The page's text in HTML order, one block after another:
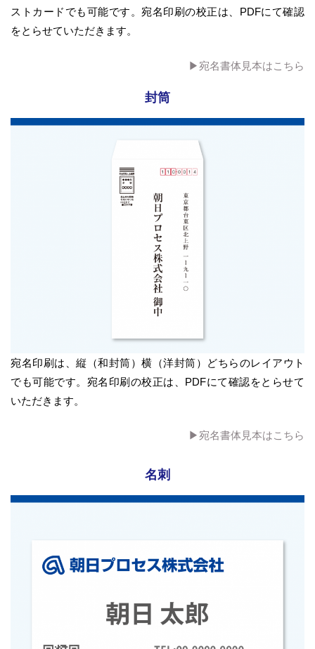
ストカードでも可能です。宛名印刷の校正は、PDFにて確認
をとらせていただきます。
▶︎宛名書体見本はこちら
封筒
宛名印刷は、縦（和封筒）横（洋封筒）どちらのレイアウト
でも可能です。宛名印刷の校正は、PDFにて確認をとらせて
いただきます。
▶︎宛名書体見本はこちら
名刺